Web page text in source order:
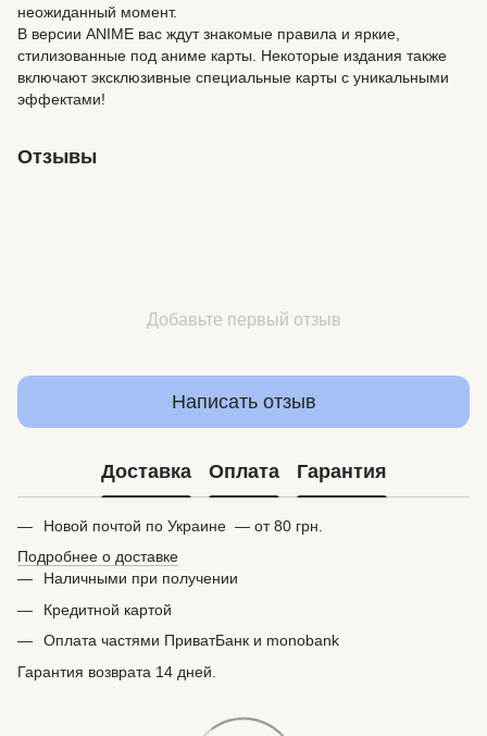
неожиданный момент.
В версии ANIME вас ждут знакомые правила и яркие,
стилизованные под аниме карты. Некоторые издания также
включают эксклюзивные специальные карты с уникальными
эффектами!
Отзывы
Добавьте первый отзыв
Написать отзыв
Доставка Оплата Гарантия
Новой почтой по Украине — от 80 грн.
Подробнее о доставке
Наличными при получении
Кредитной картой
Оплата частями ПриватБанк и monobank
Гарантия возврата 14 дней.